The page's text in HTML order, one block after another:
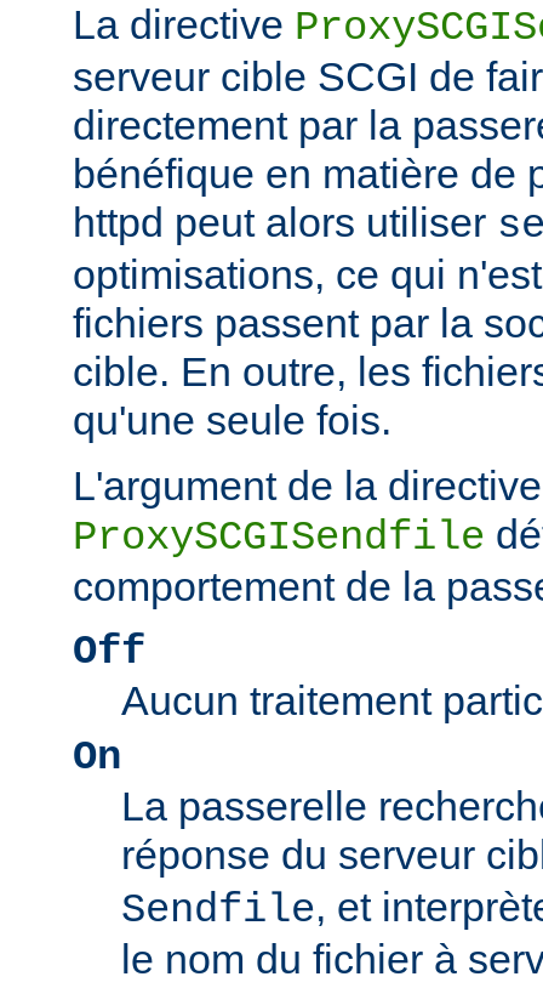
La directive
serveur cible SCGI de
directement par la
bénéfique en matière de
httpd peut alors utiliser
optimisations, ce qui
fichiers passent par la
cible. En outre, les
qu'une seule fois.
L'argument de la directive
ProxySCGISendfile
comportement de la
Off
Aucun traitement
On
La passerelle
réponse du serveur
Sendfile, et
le nom du fichier à